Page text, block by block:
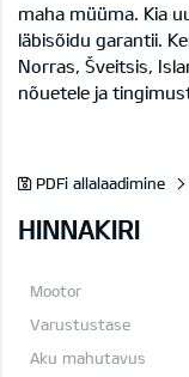
maha müüma. Kia
läbisõidu garantii.
Norras, Šveitsis,
nõuetele ja
PDFi allalaadimine
HINNAKIRI